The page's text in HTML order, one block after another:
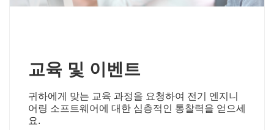
교육 및 이벤트
귀하에게 맞는 교육 과정을 요청하여 전기 엔지니
어링 소프트웨어에 대한 심층적인 통찰력을 얻으세
요.